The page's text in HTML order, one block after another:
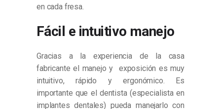
en cada fresa.
Fácil e intuitivo manejo
Gracias a la experiencia de la casa
fabricante el manejo y exposición es muy
intuitivo, rápido y ergonómico. Es
importante que el dentista (especialista en
implantes dentales) pueda manejarlo con